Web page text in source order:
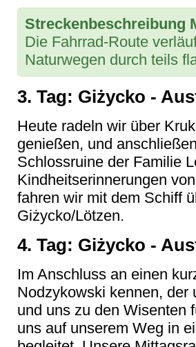
Streckenbeschreibung
Die Fahrrad-Route
Naturwegen durch teils
3. Tag: Giżycko -
Heute radeln wir über
genießen, und
Schlossruine der Familie
Kindheitserinnerungen
fahren wir mit dem Schiff
Giżycko/Lötzen.
4. Tag: Giżycko -
Im Anschluss an einen
Nodzykowski kennen, der
und uns zu den Wisenten
uns auf unserem Weg in